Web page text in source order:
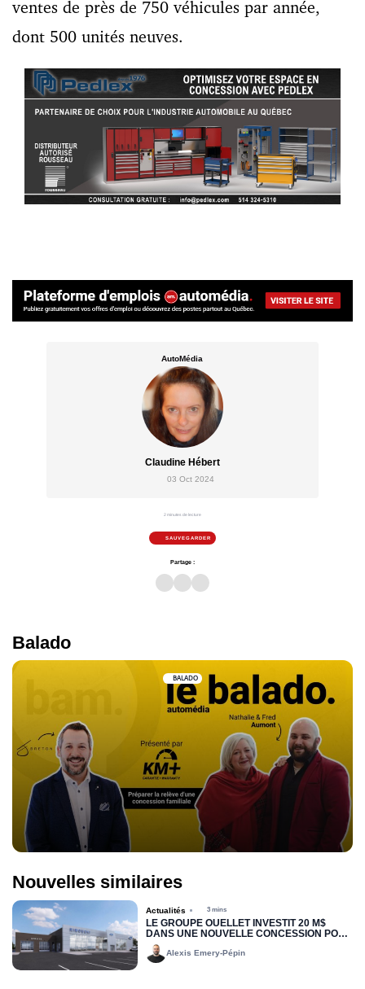
AutoMédia
Claudine Hébert
03 Oct 2024
2 minutes de lecture
SAUVEGARDER
Partage :
ventes de près de 750 véhicules par année,
dont 500 unités neuves.
Balado
BALADO
Nouvelles similaires
Actualités 3 mins
LE GROUPE OUELLET INVESTIT 20 M$
DANS UNE NOUVELLE CONCESSION POUR
RIMOUSKI FORD
Alexis Emery-Pépin